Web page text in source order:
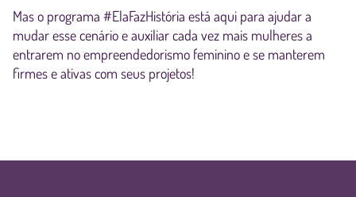
Mas o programa #ElaFazHistória está aqui para ajudar a
mudar esse cenário e auxiliar cada vez mais mulheres a
entrarem no empreendedorismo feminino e se manterem
firmes e ativas com seus projetos!